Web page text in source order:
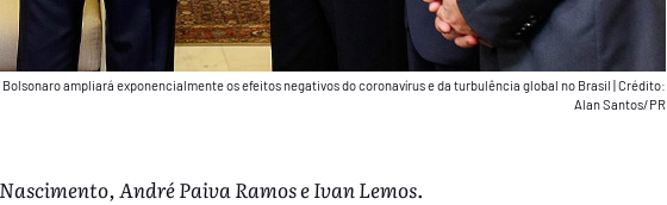
ampliará exponencialmente os efeitos negativos do coronavírus e da turbulência global no Brasil Crédito:
Alan Santos/PR
André Paiva Ramos e Ivan Lemos.